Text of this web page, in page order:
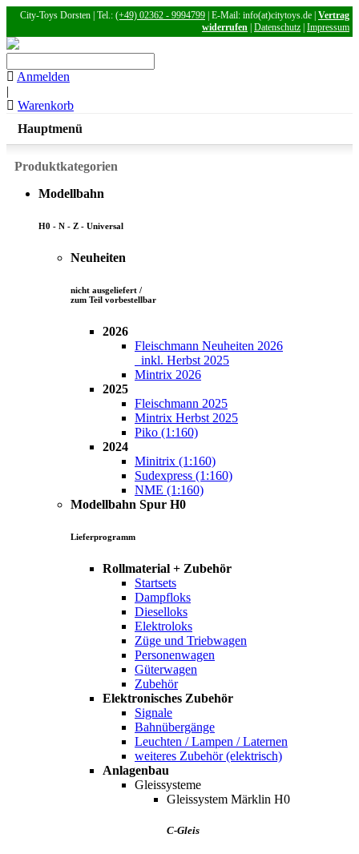
City-Toys Dorsten | Tel.: (+49) 02362 - 9994799 | E-Mail: info(at)citytoys.de | Vertrag
widerrufen Datenschutz Impressum
Anmelden
|
Warenkorb
Hauptmenü
Produktkategorien
Modellbahn
H0 - N - Z - Universal
Neuheiten
nicht ausgeliefert /
zum Teil vorbestellbar
2026
Fleischmann Neuheiten 2026
inkl. Herbst 2025
Mintrix 2026
2025
Fleischmann 2025
Mintrix Herbst 2025
Piko (1:160)
2024
Minitrix (1:160)
Sudexpress (1:160)
NME (1:160)
Modellbahn Spur H0
Lieferprogramm
Rollmaterial + Zubehör
Startsets
Dampfloks
Dieselloks
Elektroloks
Züge und Triebwagen
Personenwagen
Güterwagen
Zubehör
Elektronisches Zubehör
Signale
Bahnübergänge
Leuchten / Lampen / Laternen
weiteres Zubehör (elektrisch)
Anlagenbau
Gleissysteme
Gleissystem Märklin H0
C-Gleis